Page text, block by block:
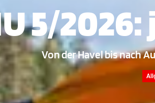
5/
Von der Havel bis nach